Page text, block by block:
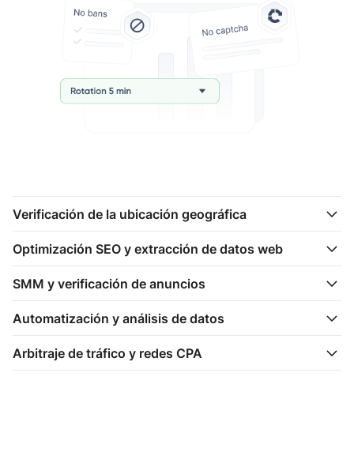
Verificación de la ubicación geográfica
Optimización SEO y extracción de datos web
SMM y verificación de anuncios
Automatización y análisis de datos
Arbitraje de tráfico y redes CPA